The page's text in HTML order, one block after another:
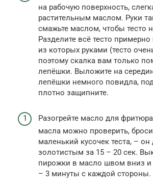
на рабочую поверхность,
растительным маслом. Руки
смажьте маслом, чтобы тесто
Разделите всё тесто примерно
из которых руками (тесто
поэтому скалка вам только
лепёшки. Выложите на
лепёшки немного повидла,
плотно защипните.
Разогрейте масло для
масла можно проверить,
маленький кусочек теста, –
золотистым за 15 – 20 сек.
пирожки в масло швом вниз и
– 3 минуты с каждой стороны.